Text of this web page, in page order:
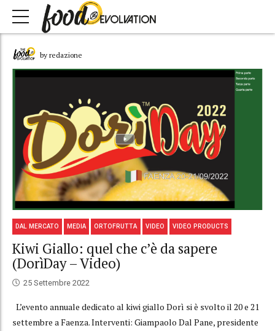
by redazione
DAL MERCATO MEDIA ORTOFRUTTA VIDEO VIDEO PRODUCTS
Kiwi Giallo: quel che c’è da sapere
(DorìDay – Video)
25 Settembre 2022
L’evento annuale dedicato al kiwi giallo Dorì si è svolto il 20 e 21
settembre a Faenza. Interventi: Giampaolo Dal Pane, presidente